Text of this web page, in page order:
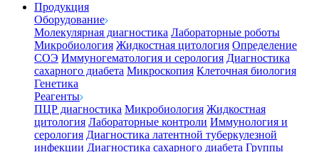
Продукция
Оборудование
Молекулярная диагностика Лабораторные роботы
Микробиология Жидкостная цитология Определение
СОЭ Иммуногематология и серология Диагностика
сахарного диабета Микроскопия Клеточная биология
Генетика
Реагенты
ПЦР диагностика Микробиология Жидкостная
цитология Лабораторные контроли Иммунология и
серология Диагностика латентной туберкулезной
инфекции Диагностика сахарного диабета Группы